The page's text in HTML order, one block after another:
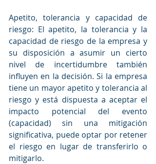
Apetito, tolerancia y capacidad de
riesgo: El apetito, la tolerancia y la
capacidad de riesgo de la empresa y
su disposición a asumir un cierto
nivel de incertidumbre también
influyen en la decisión. Si la empresa
tiene un mayor apetito y tolerancia al
riesgo y está dispuesta a aceptar el
impacto potencial del evento
(capacidad) sin una mitigación
significativa, puede optar por retener
el riesgo en lugar de transferirlo o
mitigarlo.